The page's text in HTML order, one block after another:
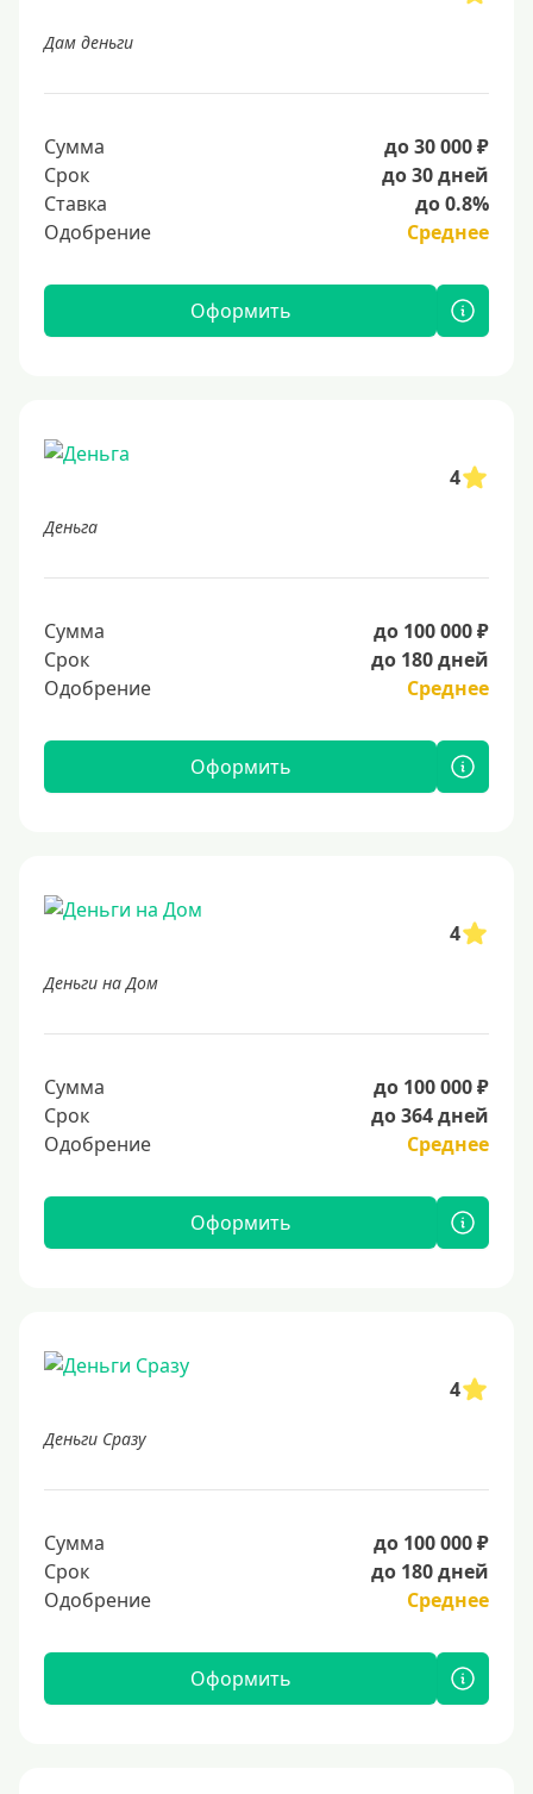
Дам деньги
Сумма
до 30 000 ₽
Срок
до 30 дней
Ставка
до 0.8%
Одобрение
Среднее
Оформить
4
Деньга
Сумма
до 100 000 ₽
Срок
до 180 дней
Одобрение
Среднее
Оформить
4
Деньги на Дом
Сумма
до 100 000 ₽
Срок
до 364 дней
Одобрение
Среднее
Оформить
4
Деньги Сразу
Сумма
до 100 000 ₽
Срок
до 180 дней
Одобрение
Среднее
Оформить